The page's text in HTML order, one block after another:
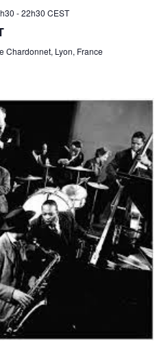
-22h30 CEST
Chardonnet, Lyon, France